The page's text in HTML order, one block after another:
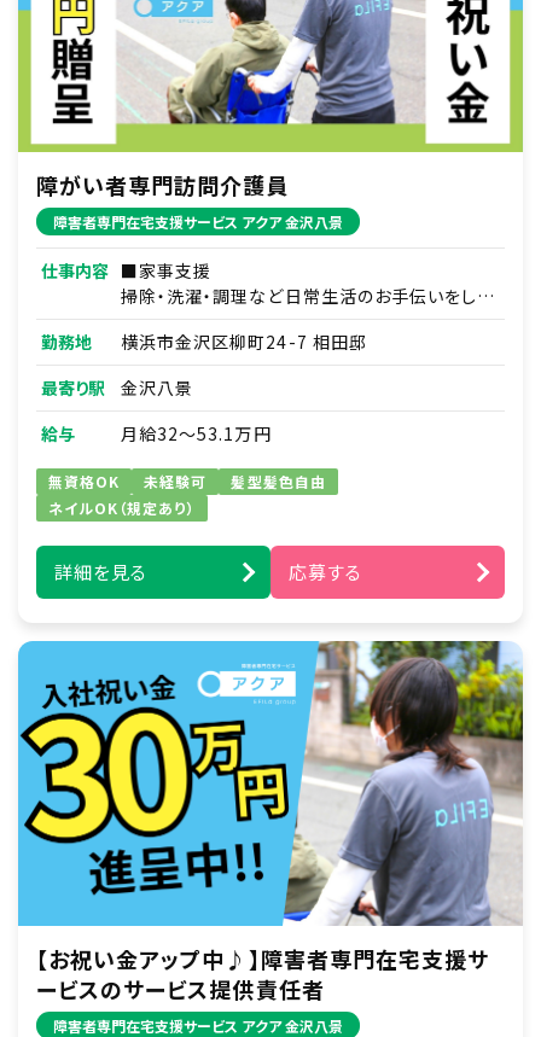
障がい者専門訪問介護員
障害者専門在宅支援サービス アクア 金沢八景
仕事内容 ■家事支援
掃除・洗濯・調理など日常生活のお手伝いをしま
す。
例）日用品の買い物代行／薬の受け取りの代行
など
■移動支援
通勤通学・サークル活動や趣味への同伴などを
行います。
例）ズーラシア見学／アイドルショップへの買い
物同行／アイドルコンサートへの同伴など
■身体介護支援
起床から就寝の間で介助及び、ご自宅での自立
例）食事・入浴・排せつ介助・着替え・洗顔・歯磨
きなどの生活動作のサポートなど
※重度の肢体不自由者へのサポート含む（資格
保有者）
勤務地
横浜市金沢区柳町24-7 相田邸
最寄り駅
金沢八景
給与
月給32～53.1万円
無資格OK 未経験可
髪型髪色自由
ネイルOK（規定あり）
詳細を見る 応募する
【お祝い金アップ中♪】障害者専門在宅支援サ
ービスのサービス提供責任者
障害者専門在宅支援サービス アクア 金沢八景